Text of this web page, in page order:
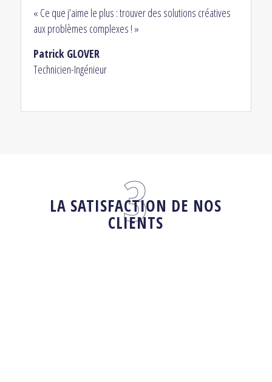
« Ce que j’aime le plus : trouver des solutions créatives
aux problèmes complexes ! »
Patrick GLOVER
Technicien-Ingénieur
LA SATISFACTION DE NOS
CLIENTS